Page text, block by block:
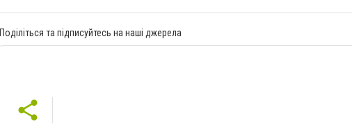
Поділіться та підписуйтесь на наші джерела